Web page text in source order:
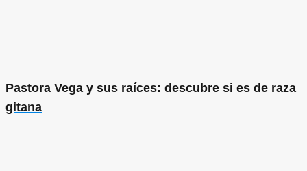
Pastora Vega y sus raíces: descubre si es de raza
gitana